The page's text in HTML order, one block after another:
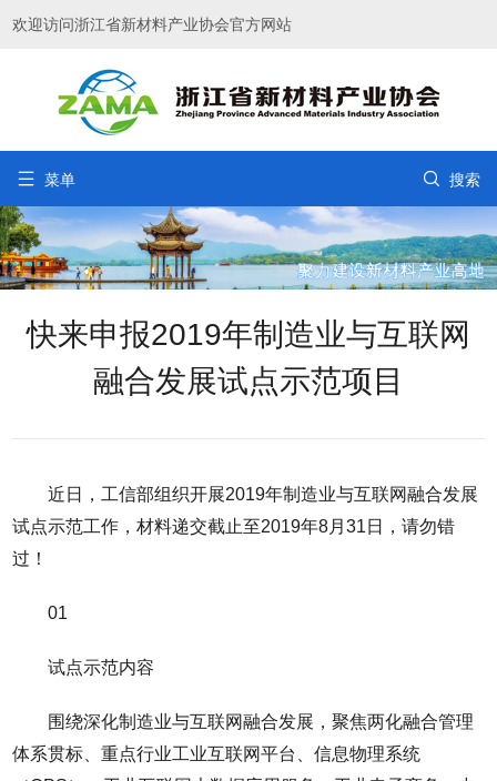
欢迎访问浙江省新材料产业协会官方网站
 菜单  搜索
快来申报2019年制造业与互联网
融合发展试点示范项目
近日，工信部组织开展2019年制造业与互联网融合发展
试点示范工作，材料递交截止至2019年8月31日，请勿错
过！
01
试点示范内容
围绕深化制造业与互联网融合发展，聚焦两化融合管理
体系贯标、重点行业工业互联网平台、信息物理系统